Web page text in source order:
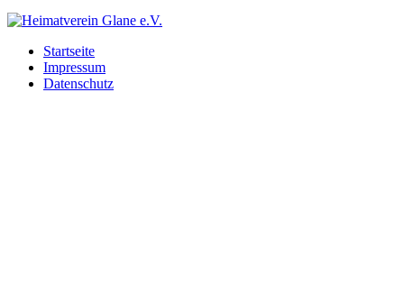
Startseite
Impressum
Datenschutz